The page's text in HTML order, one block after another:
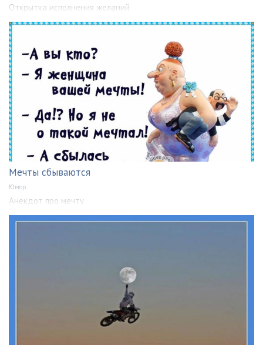
Открытка исполнения желаний
Мечты сбываются
Юмор
Анекдот про мечту